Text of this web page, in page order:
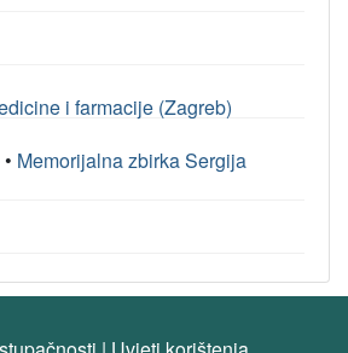
i farmacije (Zagreb)
• Memorijalna zbirka Sergija